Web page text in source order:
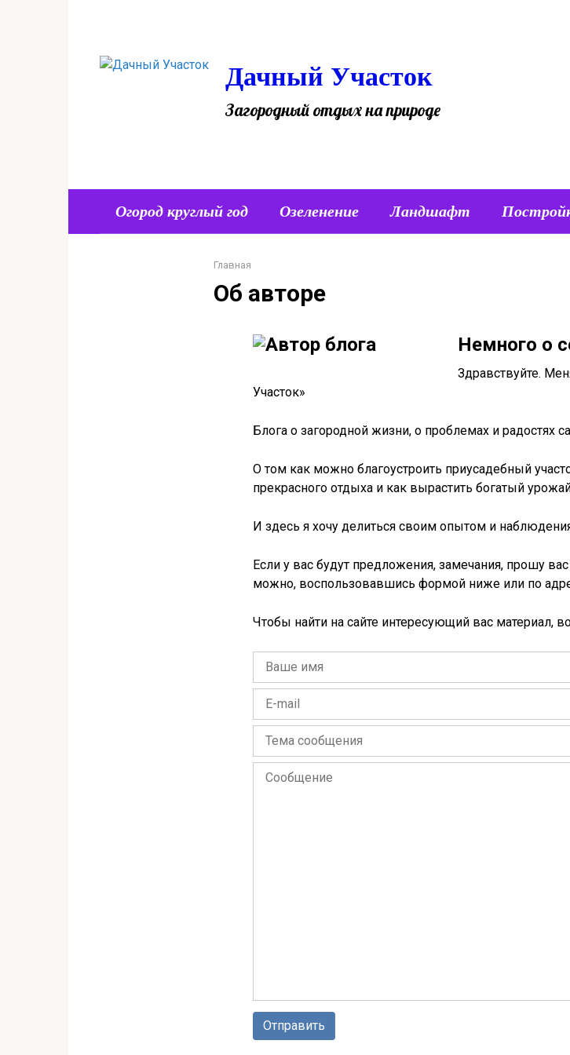
Дачный Участок
Загородный отдых на природе
Огород круглый год Озеленение Ландшафт
Главная
Об авторе
Немного о
Здравствуйте.
Участок»
Блога о загородной жизни, о проблемах и радостях
О том как можно благоустроить приусадебный
прекрасного отдыха и как вырастить богатый
И здесь я хочу делиться своим опытом и
Если у вас будут предложения, замечания, прошу
можно, воспользовавшись формой ниже или по
Чтобы найти на сайте интересующий вас материал,
Отправить